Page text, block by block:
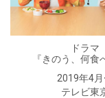
ドラマ
『きのう、何食
2019年4月
テレビ東